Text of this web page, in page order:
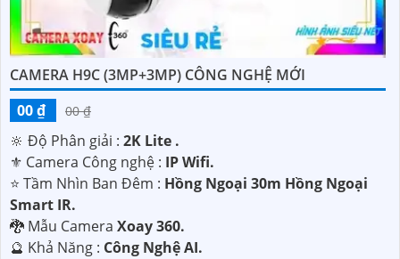
CAMERA H9C (3MP+3MP) CÔNG NGHỆ MỚI
00 ₫
00 ₫
🔆 Độ Phân giải : 2K Lite .
⚜️ Camera Công nghệ : IP Wifi.
⭐ Tầm Nhìn Ban Đêm : Hồng Ngoại 30m Hồng Ngoại
Smart IR.
🐉️ Mẫu Camera Xoay 360.
️🔮 Khả Năng : Công Nghệ AI.